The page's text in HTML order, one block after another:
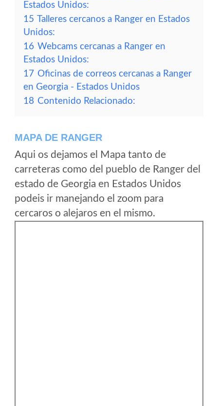
Estados Unidos:
15 Talleres cercanos a Ranger en Estados
Unidos:
16 Webcams cercanas a Ranger en
Estados Unidos:
17 Oficinas de correos cercanas a Ranger
en Georgia - Estados Unidos
18 Contenido Relacionado:
MAPA DE RANGER
Aqui os dejamos el Mapa tanto de
carreteras como del pueblo de Ranger del
estado de Georgia en Estados Unidos
podeis ir manejando el zoom para
cercaros o alejaros en el mismo.